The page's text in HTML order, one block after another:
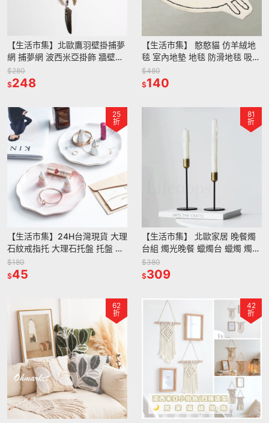
【生活市集】北歐鷹羽壁掛捕夢
網 捕夢網 波西米亞掛飾 牆壁掛
飾 牆壁佈置 北歐佈置 禮物 婚禮
露營生日
$280
$248
【生活市集】 憨憨貓 仿羊絨地
毯 室內地墊 地毯 防滑地毯 吸水
地毯 廁所地墊腳踏墊防滑地墊絨
毛地毯浴室
$480
$140
25
折
【生活市集】24H台灣現貨 大理
石紋戒指托 大理石托盤 托盤 金
字塔戒指托 首飾架 展示架 飾品
架櫥窗戒指展示陳列拍照
$180
$45
81
折
【生活市集】 北歐家居 晚餐燭
台組 燭光晚餐 蠟燭台 蠟燭 燭台
氣氛 浪漫佈置 香氛蠟燭告白餐
桌佈置玄關擺件
$380
$309
62
折
42
折